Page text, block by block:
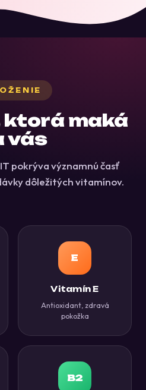
ktorá maká
vás
pokrýva významnú časť
dôležitých vitamínov.
E
Vitamín E
Antioxidant, zdravá
pokožka
B2